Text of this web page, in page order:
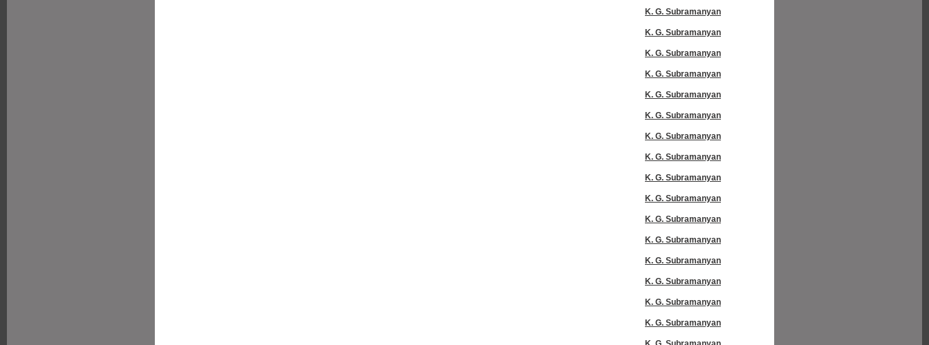
K. G. Subramanyan
K. G. Subramanyan
K. G. Subramanyan
K. G. Subramanyan
K. G. Subramanyan
K. G. Subramanyan
K. G. Subramanyan
K. G. Subramanyan
K. G. Subramanyan
K. G. Subramanyan
K. G. Subramanyan
K. G. Subramanyan
K. G. Subramanyan
K. G. Subramanyan
K. G. Subramanyan
K. G. Subramanyan